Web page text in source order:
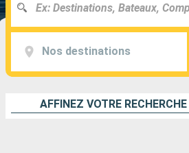
Nos destinations
AFFINEZ VOTRE RECHERCHE